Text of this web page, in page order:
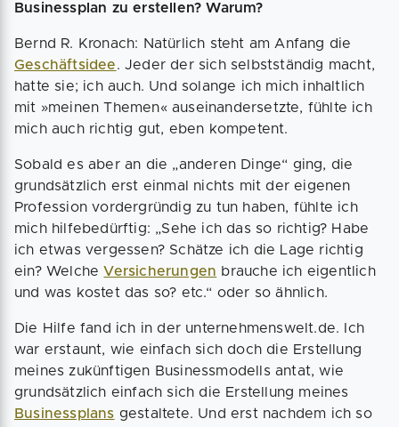
Businessplan zu erstellen? Warum?
Bernd R. Kronach: Natürlich steht am Anfang die
Geschäftsidee. Jeder der sich selbstständig macht,
hatte sie; ich auch. Und solange ich mich inhaltlich
mit »meinen Themen« auseinandersetzte, fühlte ich
mich auch richtig gut, eben kompetent.
Sobald es aber an die „anderen Dinge“ ging, die
grundsätzlich erst einmal nichts mit der eigenen
Profession vordergründig zu tun haben, fühlte ich
mich hilfebedürftig: „Sehe ich das so richtig? Habe
ich etwas vergessen? Schätze ich die Lage richtig
ein? WelcheVersicherungen brauche ich eigentlich
und was kostet das so? etc.“ oder so ähnlich.
Die Hilfe fand ich in der unternehmenswelt.de. Ich
war erstaunt, wie einfach sich doch die Erstellung
meines zukünftigen Businessmodells antat, wie
grundsätzlich einfach sich die Erstellung meines
Businessplans gestaltete. Und erst nachdem ich so